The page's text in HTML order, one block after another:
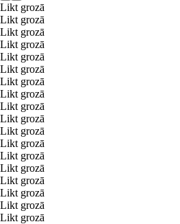
Likt grozā
Likt grozā
Likt grozā
Likt grozā
Likt grozā
Likt grozā
Likt grozā
Likt grozā
Likt grozā
Likt grozā
Likt grozā
Likt grozā
Likt grozā
Likt grozā
Likt grozā
Likt grozā
Likt grozā
Likt grozā